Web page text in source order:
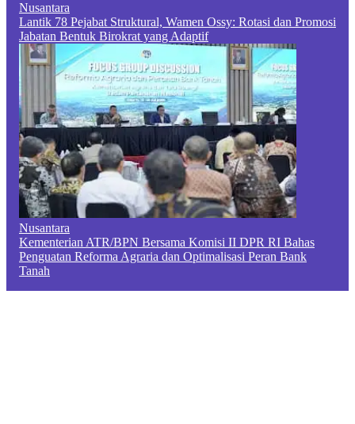
Nusantara
Lantik 78 Pejabat Struktural, Wamen Ossy: Rotasi dan Promosi
Jabatan Bentuk Birokrat yang Adaptif
Nusantara
Kementerian ATR/BPN Bersama Komisi II DPR RI Bahas
Penguatan Reforma Agraria dan Optimalisasi Peran Bank
Tanah